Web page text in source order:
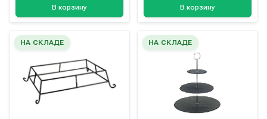
В корзину В корзину
НА СКЛАДЕ НА СКЛАДЕ